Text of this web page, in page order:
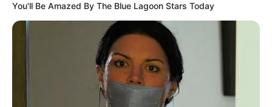
You'll Be Amazed By The Blue Lagoon Stars Today